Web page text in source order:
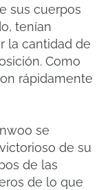
sus cuerpos
tenían
la cantidad de
Como
rápidamente
se
de su
de las
de lo que